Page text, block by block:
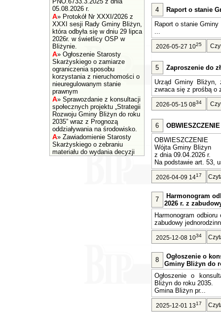
05.08.2026 r.
A» Protokół Nr XXXI/2026 z
XXXI sesji Rady Gminy Bliżyn,
która odbyła się w dniu 29 lipca
2026r. w świetlicy OSP w
Bliżynie.
A» Ogłoszenie Starosty
Skarżyskiego o zamiarze
ograniczenia sposobu
korzystania z nieruchomości o
nieuregulowanym stanie
prawnym
A» Sprawozdanie z konsultacji
społecznych projektu „Strategii
Rozwoju Gminy Bliżyn do roku
2035” wraz z Prognozą
oddziaływania na środowisko.
A» Zawiadomienie Starosty
Skarżyskiego o zebraniu
materiału do wydania decyzji
4
Raport o stanie
Raport o stanie
...
2026-05-27 1025
5
Zaproszenie do
Urząd Gminy
zwraca się z prośbą o
2026-05-15 0834
6
OBWIESZCZENIE
Wójta Gminy Bliżyn
z dnia 09.04.2026 r.
Na podstawie art. 53,
2026-04-09 1417
7
Harmonogram
2026 r. z
Harmonogram
zabudowy
2025-12-08 1034
8
Ogłoszenie o
Gminy Bliżyn do
Ogłoszenie o
Bliżyn do roku 2035.
Gmina Bliżyn pr...
2025-12-01 1317